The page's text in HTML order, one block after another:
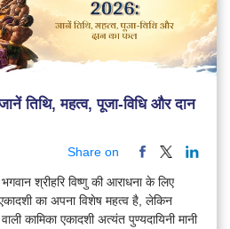
तिथि, महत्व, पूजा-विधि और दान
Share on
श्रीहरि विष्णु की आराधना के लिए
का अपना विशेष महत्व है, लेकिन
कामिका एकादशी अत्यंत पुण्यदायिनी मानी